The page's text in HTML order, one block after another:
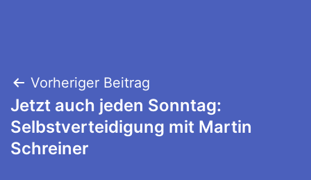
Beitragsnavigation
Vorheriger Beitrag
Jetzt auch jeden Sonntag:
Selbstverteidigung mit Martin
Schreiner